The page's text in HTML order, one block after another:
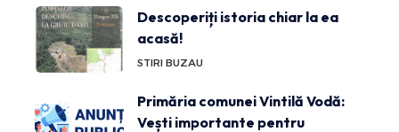
Descoperiți istoria chiar la ea
acasă!
STIRI BUZAU
Primăria comunei Vintilă Vodă:
Vești importante pentru